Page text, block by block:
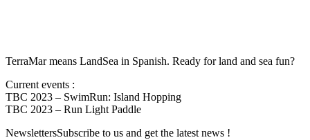
TerraMar means LandSea in Spanish. Ready for land and sea fun?
Current events :
TBC 2023 – SwimRun: Island Hopping
TBC 2023 – Run Light Paddle
NewslettersSubscribe to us and get the latest news !